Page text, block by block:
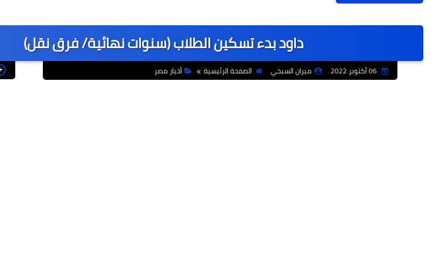
داود بدء تسكين الطلاب (سنوات نهائية/ فرق نقل)
06 أكتوبر 2022 ميران السبخي الصفحة الرئيسية أخبار مصر